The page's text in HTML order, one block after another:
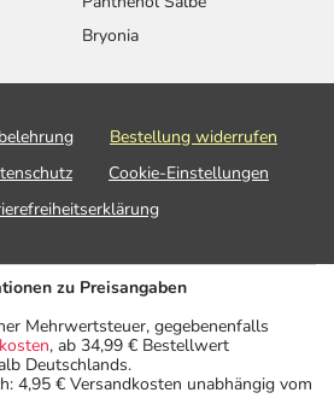
Bryonia
Bestellung widerrufen
Cookie-Einstellungen
zu Preisangaben
Mehrwertsteuer, gegebenenfalls
, ab 34,99 € Bestellwert
Deutschlands.
4,95 € Versandkosten unabhängig vom